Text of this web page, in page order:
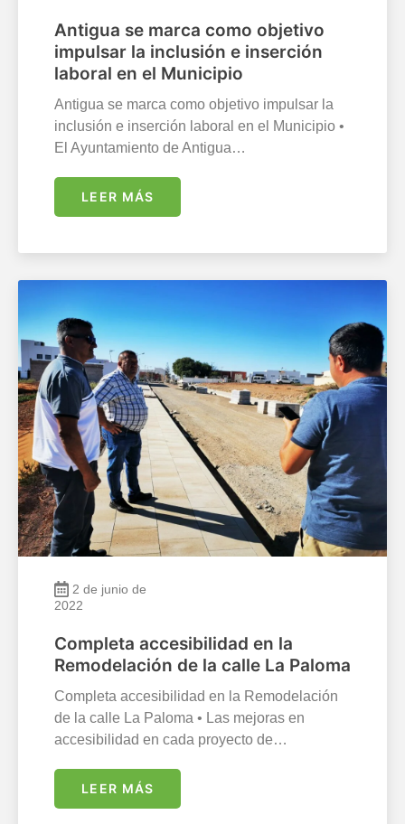
Antigua se marca como objetivo
impulsar la inclusión e inserción
laboral en el Municipio
Antigua se marca como objetivo impulsar la
inclusión e inserción laboral en el Municipio •
El Ayuntamiento de Antigua…
LEER MÁS
2 de junio de
2022
Completa accesibilidad en la
Remodelación de la calle La Paloma
Completa accesibilidad en la Remodelación
de la calle La Paloma • Las mejoras en
accesibilidad en cada proyecto de…
LEER MÁS